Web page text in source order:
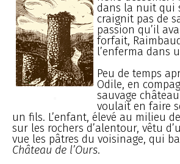
dans la nuit qui
craignit pas de
passion qu’il
forfait,
l’enferma dans
Peu de temps
Odile, en
sauvage
voulait en faire
un fils. L’enfant, élevé au milieu
sur les rochers d’alentour, vêtu
vue les pâtres du voisinage, qui
Château de l’Ours.